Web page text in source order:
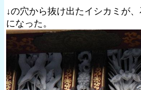
↓の穴から抜け出たイシカミが
になった。